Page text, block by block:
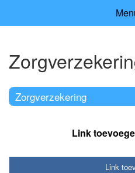
Zorgverzekering
Link
Link